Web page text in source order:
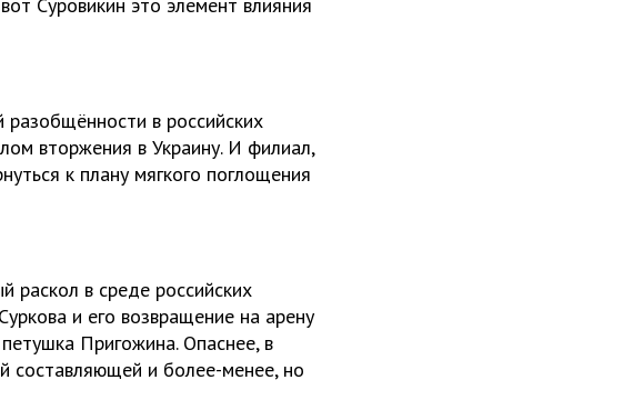
в российских
вторжения в Украину. И филиал,
к плану мягкого поглощения
раскол в среде российских
и его возвращение на арену
Пригожина. Опаснее, в
составляющей и более-менее, но